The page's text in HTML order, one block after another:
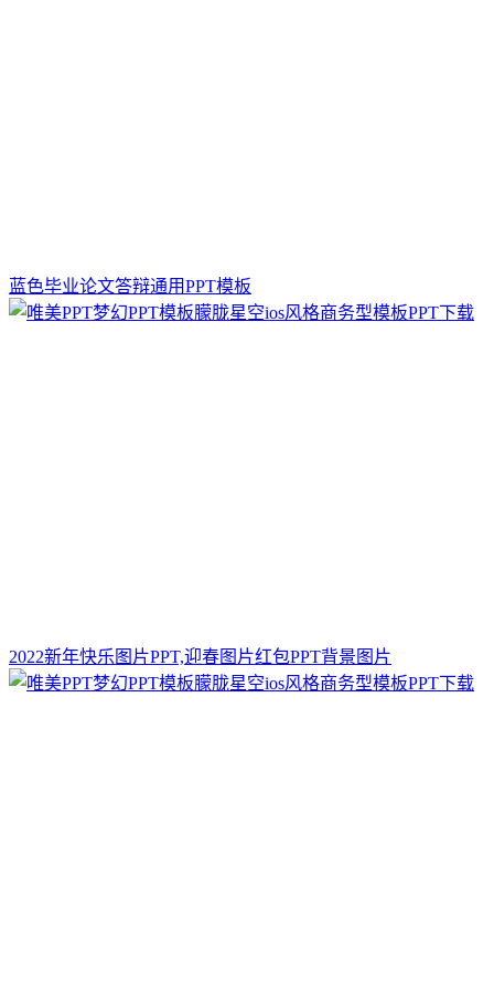
蓝色毕业论文答辩通用PPT模板
2022新年快乐图片PPT,迎春图片红包PPT背景图片